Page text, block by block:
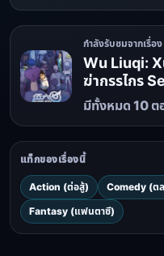
กำลังรับชมจากเรื่อง
Wu Liuqi:
ฆ่ากรรไกร
มีทั้งหมด 10 ต
แท็กของเรื่องนี้
Action (ต่อสู้) Comedy (ต
Fantasy (แฟนตาซี)